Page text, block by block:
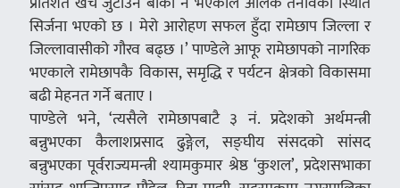
सिर्जना भएको छ । मेरो आरोहण सफल हुँदा रामेछाप जिल्ला र
जिल्लावासीको गौरव बढ्छ ।’ पाण्डेले आफू रामेछापको नागरिक
भएकाले रामेछापकै विकास, समृद्धि र पर्यटन क्षेत्रको विकासमा
बढी मेहनत गर्ने बताए ।
पाण्डेले भने, ‘त्यसैले रामेछापबाटै ३ नं. प्रदेशको अर्थमन्त्री
बन्नुभएका कैलाशप्रसाद ढुङ्गेल, सङ्घीय संसदको सांसद
बन्नुभएका पूर्वराज्यमन्त्री श्यामकुमार श्रेष्ठ ‘कुशल’, प्रदेशसभाका